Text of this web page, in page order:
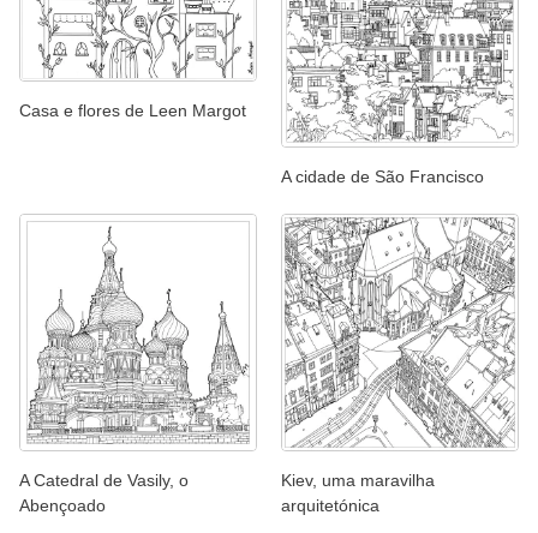
Casa e flores de Leen Margot
A cidade de São Francisco
A Catedral de Vasily, o
Abençoado
Kiev, uma maravilha
arquitetónica